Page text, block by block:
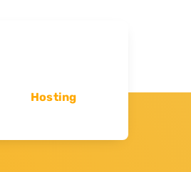
Hosting